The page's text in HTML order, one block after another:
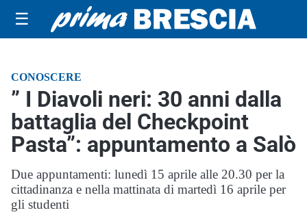
☰
CONOSCERE
” I Diavoli neri: 30 anni dalla
battaglia del Checkpoint
Pasta”: appuntamento a Salò
Due appuntamenti: lunedì 15 aprile alle 20.30 per la
cittadinanza e nella mattinata di martedì 16 aprile per
gli studenti